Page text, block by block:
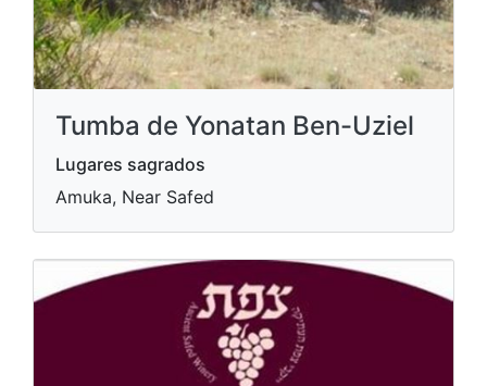
Tumba de Yonatan Ben-Uziel
Lugares sagrados
Amuka, Near Safed